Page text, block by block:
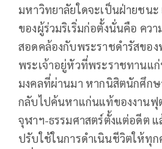
มหาวิทยาลัยใดจะเป็นฝ่ายชน
ของผู้ร่วมริเริ่มก่อตั้งนั่นคือ คว
สอดคล้องกับพระราชดำรัสขอ
พระเจ้าอยู่หัวที่พระราชทานแ
มงคลที่ผ่านมา หากนิสิตนักศึก
กลับไปค้นหาแก่นแท้ของงาน
จุฬาฯ-ธรรมศาสตร์ตั้งแต่อดีต
ปรับใช้ในการดำเนินชีวิตให้ทุ